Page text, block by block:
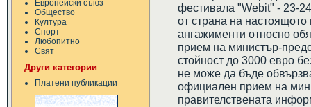
Европейски съюз
Общество
Култура
Спорт
Любопитно
Свят
Други категории
Платени публикации
фестивала "Webit" - 23-
от страна на
ангажименти относно
прием на министър-
стойност до 3000 евро
не може да бъде
официален прием на
правителствената